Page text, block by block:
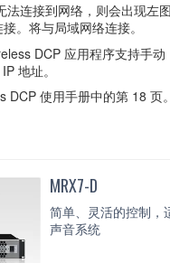
法连接到网络，则会出现左
。将与局域网络连接。
DCP 应用程序支持手
地址。
DCP 使用手册中的第 18 页。
MRX7-D
简单、灵活的控制，
声音系统